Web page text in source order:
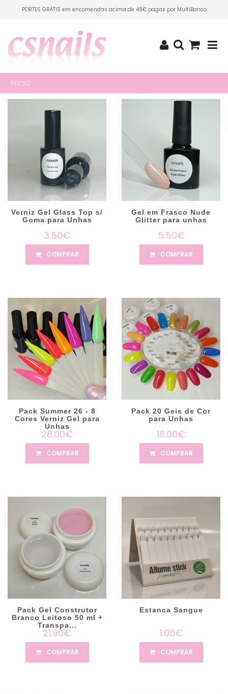
PORTES GRÁTIS em encomendas acima de 48€ pagas por MultiBanco
INÍCIO
Verniz Gel Glass Top s/
Goma para Unhas
3.50€
COMPRAR
Gel em Frasco Nude
Glitter para unhas
5.50€
COMPRAR
Pack Summer 26 - 8
Cores Verniz Gel para
Unhas
28.00€
COMPRAR
Pack 20 Geis de Cor
para Unhas
18.00€
COMPRAR
Pack Gel Construtor
Branco Leitoso 50 ml +
Transpa...
21.90€
COMPRAR
Estanca Sangue
1.00€
COMPRAR